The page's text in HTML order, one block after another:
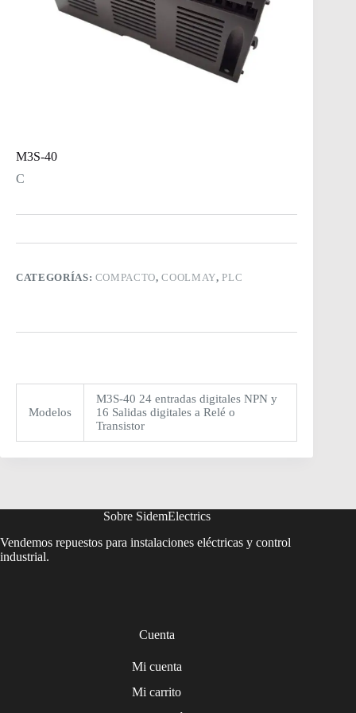
M3S-40
C
CATEGORÍAS: COMPACTO,COOLMAY,PLC
Modelos
M3S-40 24 entradas digitales NPN y
16 Salidas digitales a Relé o
Transistor
Sobre SidemElectrics
Vendemos repuestos para instalaciones eléctricas y control
industrial.
Cuenta
Mi cuenta
Mi carrito